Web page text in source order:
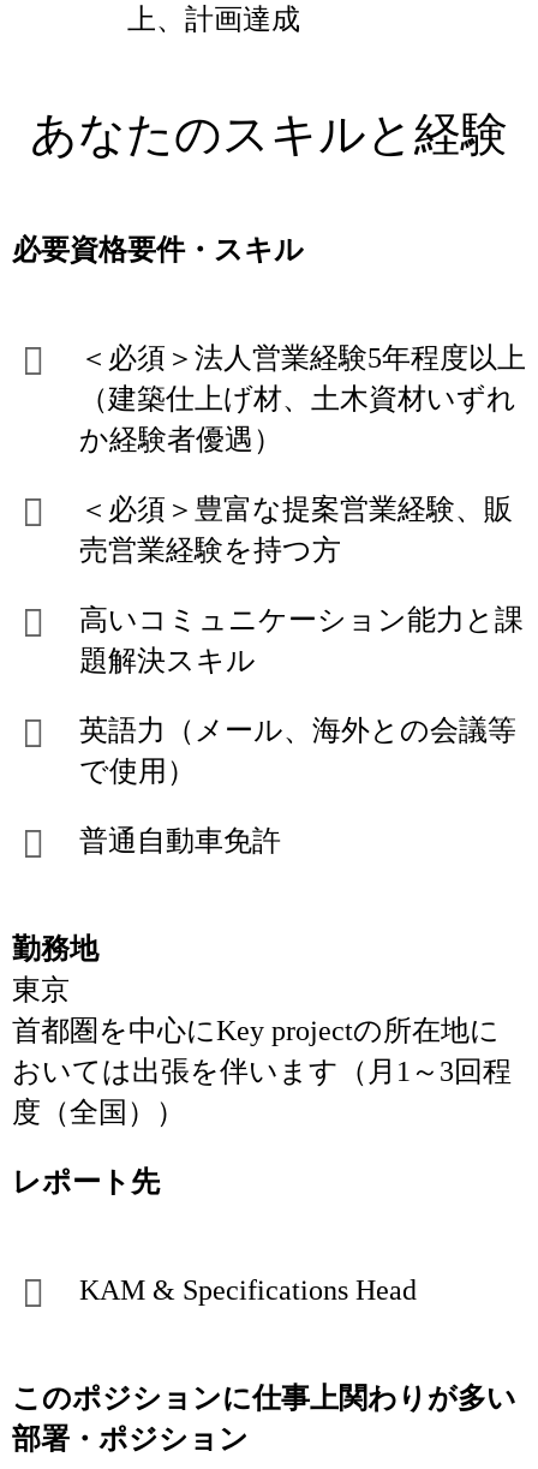
上、計画達成
あなたのスキルと経験
必要資格要件・スキル
＜必須＞法人営業経験5年程度以上
（建築仕上げ材、土木資材いずれ
か経験者優遇）
＜必須＞豊富な提案営業経験、販
売営業経験を持つ方
高いコミュニケーション能力と課
題解決スキル
英語力（メール、海外との会議等
で使用）
普通自動車免許
勤務地
東京
首都圏を中心にKey projectの所在地に
おいては出張を伴います（月1～3回程
度（全国））
レポート先
KAM & Specifications Head
このポジションに仕事上関わりが多い
部署・ポジション